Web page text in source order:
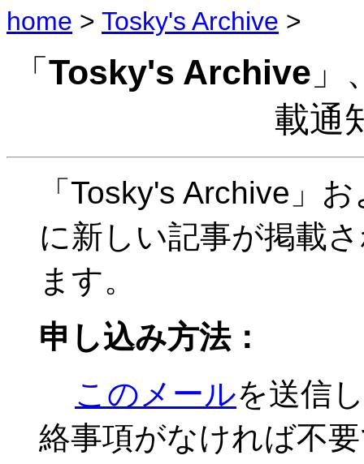
home > Tosky's Archive >
「 Tosky's Archive 」
載通
「Tosky's Archive」
に新しい記事が掲載
ます。
申し込み方法：
このメールを送信
絡事項がなければ不